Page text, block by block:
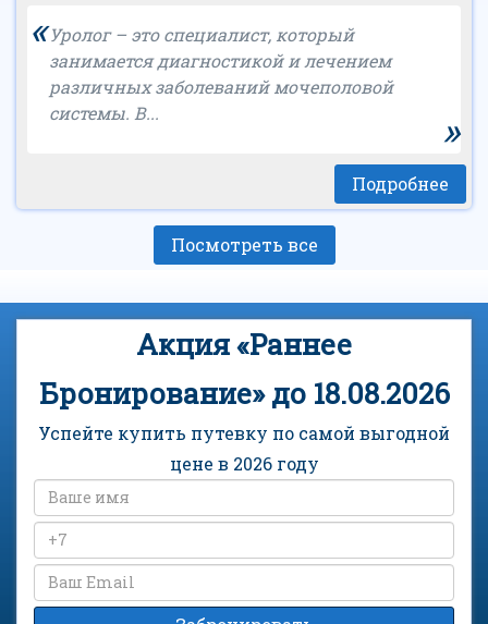
«Уролог – это специалист, который
занимается диагностикой и лечением
различных заболеваний мочеполовой
системы. В...
»
Подробнее
Посмотреть все
Акция «Раннее
Бронирование» до 18.08.2026
Успейте купить путевку по самой выгодной
цене в 2026 году